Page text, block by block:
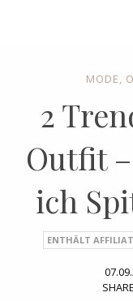
MODE,
2
Outfit
ich
ENTHÄLT